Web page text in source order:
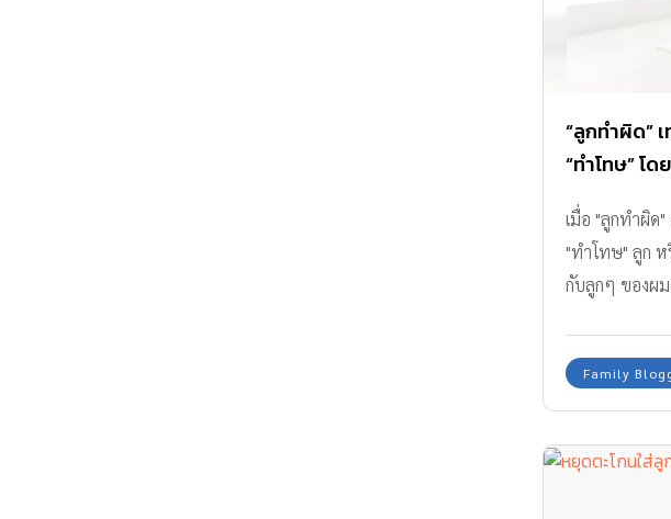
“ลูกทำผิด”
“ทำโทษ” โ
เมื่อ "ลูกทำผิด
"ทำโทษ" ลูก ห
กับลูกๆ ของผ
Family